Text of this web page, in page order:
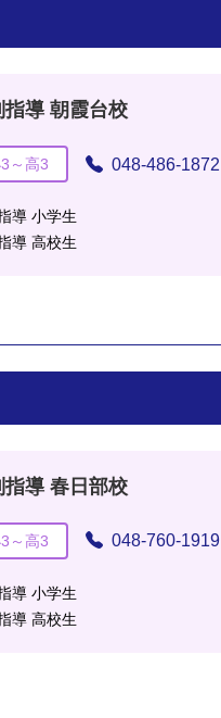
指導 朝霞台校
～高3 048-486-1872
導 小学生
導 高校生
指導 春日部校
～高3 048-760-1919
導 小学生
導 高校生